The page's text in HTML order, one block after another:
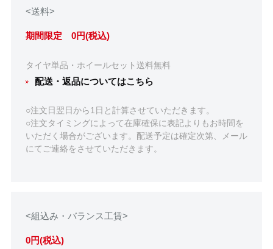
<送料>
期間限定 0円(税込)
タイヤ単品・ホイールセット送料無料
配送・返品についてはこちら
○注文日翌日から1日と計算させていただきます。
○注文タイミングによって在庫確保に表記よりもお時間を
いただく場合がございます。配送予定は確定次第、メール
にてご連絡をさせていただきます。
<組込み・バランス工賃>
0円(税込)